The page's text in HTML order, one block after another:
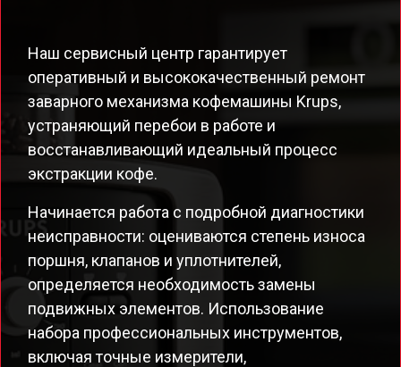
Наш сервисный центр гарантирует
оперативный и высококачественный ремонт
заварного механизма кофемашины Krups,
устраняющий перебои в работе и
восстанавливающий идеальный процесс
экстракции кофе.
Начинается работа с подробной диагностики
неисправности: оцениваются степень износа
поршня, клапанов и уплотнителей,
определяется необходимость замены
подвижных элементов. Использование
набора профессиональных инструментов,
включая точные измерители,